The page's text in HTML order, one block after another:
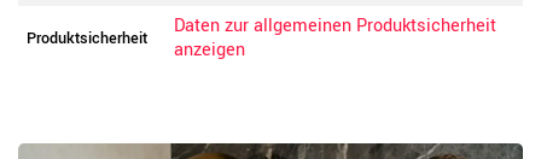
Produktsicherheit
Daten zur allgemeinen Produktsicherheit
anzeigen